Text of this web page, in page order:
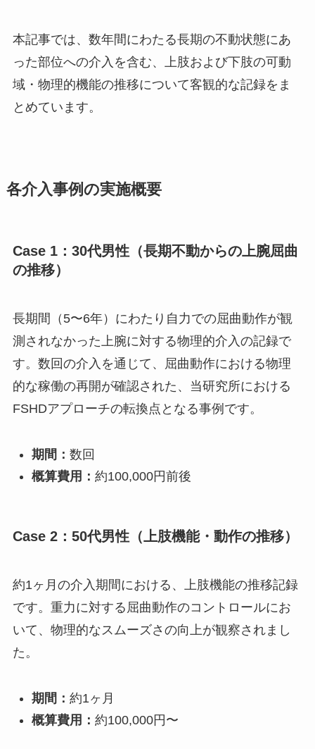
本記事では、数年間にわたる長期の不動状態にあ
った部位への介入を含む、上肢および下肢の可動
域・物理的機能の推移について客観的な記録をま
とめています。
各介入事例の実施概要
Case 1：30代男性（長期不動からの上腕屈曲
の推移）
長期間（5〜6年）にわたり自力での屈曲動作が観
測されなかった上腕に対する物理的介入の記録で
す。数回の介入を通じて、屈曲動作における物理
的な稼働の再開が確認された、当研究所における
FSHDアプローチの転換点となる事例です。
期間： 数回
概算費用： 約100,000円前後
Case 2：50代男性（上肢機能・動作の推移）
約1ヶ月の介入期間における、上肢機能の推移記録
です。重力に対する屈曲動作のコントロールにお
いて、物理的なスムーズさの向上が観察されまし
た。
期間： 約1ヶ月
概算費用： 約100,000円〜